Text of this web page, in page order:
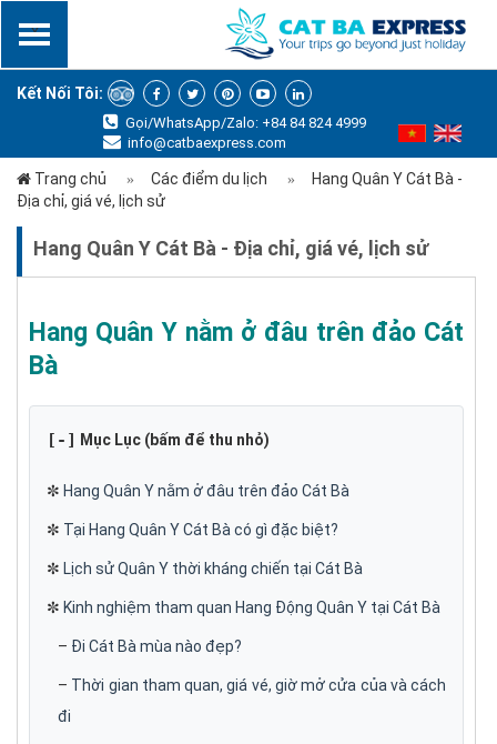
x
Kết Nối Tôi:
Gọi/WhatsApp/Zalo: +84 84 824 4999
info@catbaexpress.com
Trang chủ Các điểm du lịch
Hang Quân Y Cát Bà -
Địa chỉ, giá vé, lịch sử
Hang Quân Y Cát Bà - Địa chỉ, giá vé, lịch sử
Hang Quân Y nằm ở đâu trên đảo Cát
Bà
[-] Mục Lục (bấm để thu nhỏ)
✼ Hang Quân Y nằm ở đâu trên đảo Cát Bà
✼ Tại Hang Quân Y Cát Bà có gì đặc biệt?
✼ Lịch sử Quân Y thời kháng chiến tại Cát Bà
✼ Kinh nghiệm tham quan Hang Động Quân Y tại Cát Bà
– Đi Cát Bà mùa nào đẹp?
– Thời gian tham quan, giá vé, giờ mở cửa của và cách
đi